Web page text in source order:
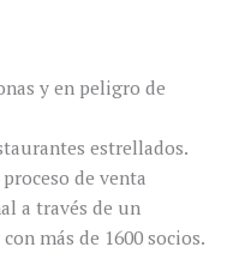
y en peligro de
estrellados.
de venta
a través de un
más de 1600 socios.